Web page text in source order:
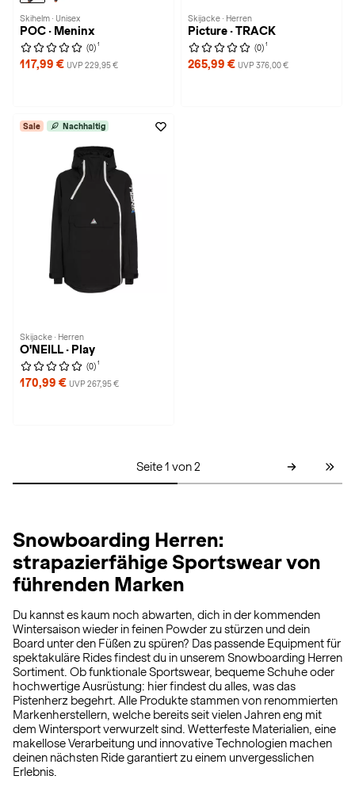
Skihelm · Unisex
POC · Meninx
(0) 1
117,99 € UVP 229,95 €
Skijacke · Herren
Picture · TRACK
(0) 1
265,99 € UVP 376,00 €
Sale Nachhaltig
Skijacke · Herren
O'NEILL · Play
(0) 1
170,99 € UVP 267,95 €
Seite 1 von 2
Snowboarding Herren:
strapazierfähige Sportswear von
führenden Marken
Du kannst es kaum noch abwarten, dich in der kommenden
Wintersaison wieder in feinen Powder zu stürzen und dein
Board unter den Füßen zu spüren? Das passende Equipment für
spektakuläre Rides findest du in unserem Snowboarding Herren
Sortiment. Ob funktionale Sportswear, bequeme Schuhe oder
hochwertige Ausrüstung: hier findest du alles, was das
Pistenherz begehrt. Alle Produkte stammen von renommierten
Markenherstellern, welche bereits seit vielen Jahren eng mit
dem Wintersport verwurzelt sind. Wetterfeste Materialien, eine
makellose Verarbeitung und innovative Technologien machen
deinen nächsten Ride garantiert zu einem unvergesslichen
Erlebnis.